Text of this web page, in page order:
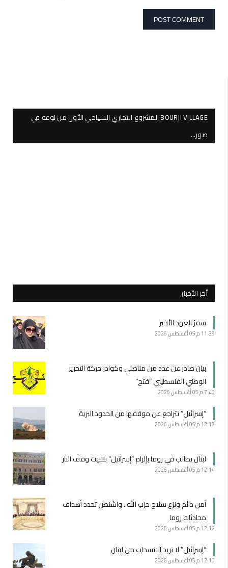
BOURJI VILLAGE المشروع التجاري السياحي الأول من نوعه في
صور…
أخر الأخبار
سفرُ العهدِ الأخير
11:39 م 05 أغسطس 2026
بيان صادر عن عدد من مناضلي وكوادر حركة التحرير
الوطني الفلسطيني “فتح”
7:40 م 05 أغسطس 2026
“إسرائيل” تتراجع عن موقفها من الحدود البرية
12:17 م 05 أغسطس 2026
لبنان يطالب في روما بإلزام “إسرائيل” بتثبيت وقف النار
12:14 م 05 أغسطس 2026
أمن دائم ونزع سلاح حزب الله.. واشنطن تحدد أهداف
محادثات روما
12:12 م 05 أغسطس 2026
“إسرائيل” لا تريد الانسحاب من لبنان
12:10 م 05 أغسطس 2026